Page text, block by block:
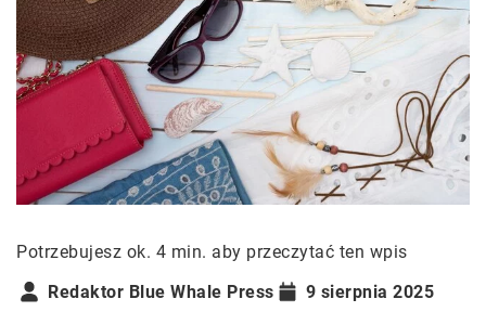
Potrzebujesz ok. 4 min. aby przeczytać ten wpis
Redaktor Blue Whale Press
9 sierpnia 2025